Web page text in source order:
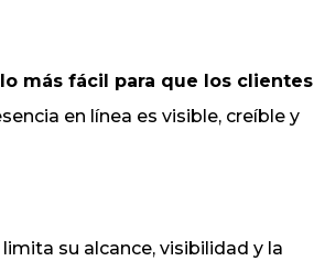
más fácil para que los clientes
en línea es visible, creíble y
su alcance, visibilidad y la